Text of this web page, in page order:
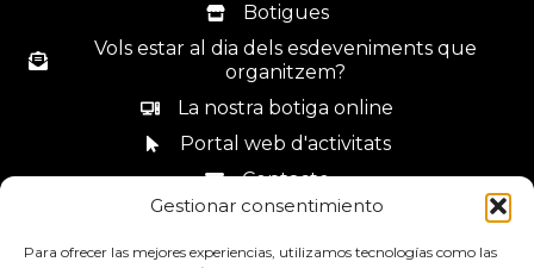
Gestionar consentimiento
Para ofrecer las mejores experiencias, utilizamos tecnologías como las
Botigues
Vols estar al dia dels esdeveniments que
organitzem?
La nostra botiga online
Portal web d'activitats
Contacte
Canal de denúncies